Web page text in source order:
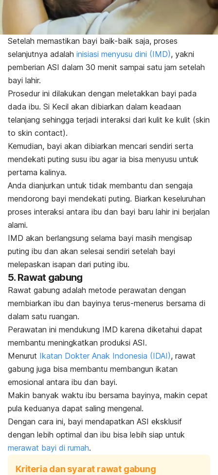
Setelah memastikan bayi baik-baik saja, proses
selanjutnya adalah inisiasi menyusu dini (IMD), yakni
pemberian ASI dalam 30 menit sampai satu jam setelah
bayi lahir.
Prosedur ini dilakukan dengan meletakkan bayi pada
dada ibu. Si Kecil akan dibiarkan dalam keadaan
telanjang sehingga terjadi interaksi dari kulit ke kulit (skin
to skin contact).
Kemudian, bayi akan dibiarkan mencari sendiri serta
mendekati puting susu ibu agar ia bisa menyusu untuk
pertama kalinya.
Anda dianjurkan untuk tidak membantu dan sengaja
mendorong bayi mendekati puting. Biarkan keseluruhan
proses interaksi antara ibu dan bayi baru lahir ini berjalan
alami.
IMD akan berlangsung selama bayi masih mengisap
puting ibu dan akan selesai sendiri setelah bayi
melepaskan isapan dari puting ibu.
5. Rawat gabung
Rawat gabung adalah metode perawatan dengan
membiarkan ibu dan bayinya terus-menerus bersama di
dalam satu ruangan.
Perawatan ini mendukung IMD karena diketahui dapat
membantu meningkatkan produksi ASI.
Menurut Ikatan Dokter Anak Indonesia (IDAI), rawat
gabung juga bisa membantu membangun ikatan
emosional antara ibu dan bayi.
Makin banyak waktu ibu bersama bayinya, makin cepat
pula keduanya dapat saling mengenal.
Dengan cara ini, bayi mendapatkan ASI eksklusif
dengan lebih optimal dan ibu bisa lebih siap untuk
merawat bayi di rumah.
Kriteria dan syarat rawat gabung